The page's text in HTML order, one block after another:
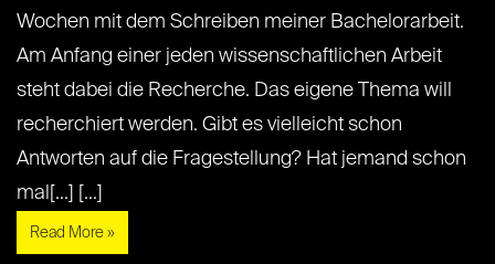
Wochen mit dem Schreiben meiner Bachelorarbeit.
Am Anfang einer jeden wissenschaftlichen Arbeit
steht dabei die Recherche. Das eigene Thema will
recherchiert werden. Gibt es vielleicht schon
Antworten auf die Fragestellung? Hat jemand schon
mal[...] [...]
Read More »